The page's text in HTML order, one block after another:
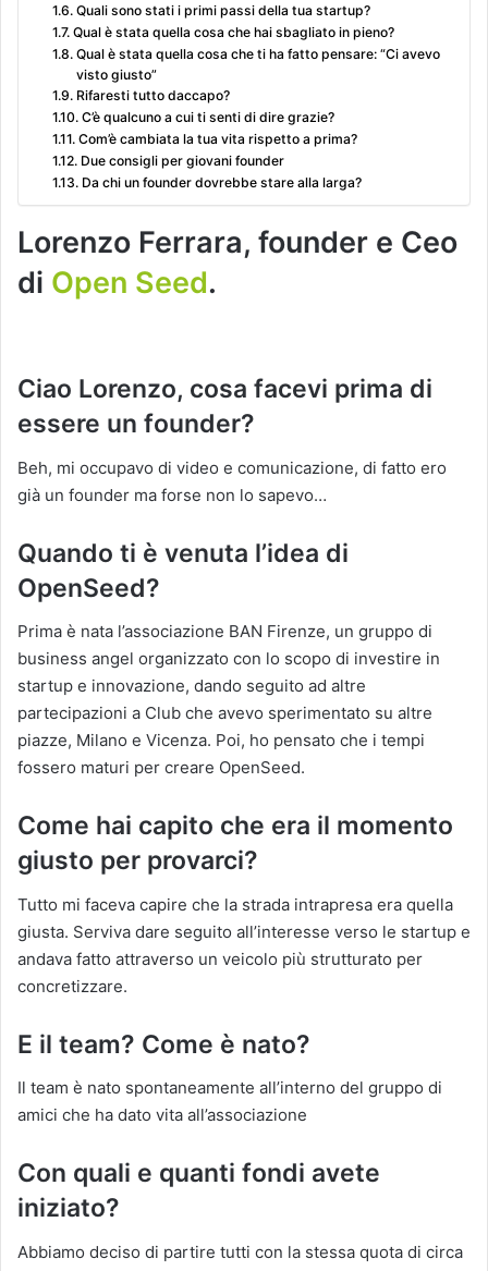
Quali sono stati i primi passi della tua startup?
Qual è stata quella cosa che hai sbagliato in pieno?
Qual è stata quella cosa che ti ha fatto pensare: “Ci avevo
visto giusto”
Rifaresti tutto daccapo?
C’è qualcuno a cui ti senti di dire grazie?
Com’è cambiata la tua vita rispetto a prima?
Due consigli per giovani founder
Da chi un founder dovrebbe stare alla larga?
Lorenzo Ferrara, founder e Ceo
di Open Seed.
Ciao Lorenzo, cosa facevi prima di
essere un founder?
Beh, mi occupavo di video e comunicazione, di fatto ero
già un founder ma forse non lo sapevo…
Quando ti è venuta l’idea di
OpenSeed?
Prima è nata l’associazione BAN Firenze, un gruppo di
business angel organizzato con lo scopo di investire in
startup e innovazione, dando seguito ad altre
partecipazioni a Club che avevo sperimentato su altre
piazze, Milano e Vicenza. Poi, ho pensato che i tempi
fossero maturi per creare OpenSeed.
Come hai capito che era il momento
giusto per provarci?
Tutto mi faceva capire che la strada intrapresa era quella
giusta. Serviva dare seguito all’interesse verso le startup e
andava fatto attraverso un veicolo più strutturato per
concretizzare.
E il team? Come è nato?
Il team è nato spontaneamente all’interno del gruppo di
amici che ha dato vita all’associazione
Con quali e quanti fondi avete
iniziato?
Abbiamo deciso di partire tutti con la stessa quota di circa